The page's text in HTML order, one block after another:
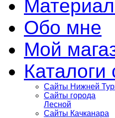
Обо мне
Мой
Каталоги
Сайты Нижней
Сайты города
Лесной
Сайты Качканара